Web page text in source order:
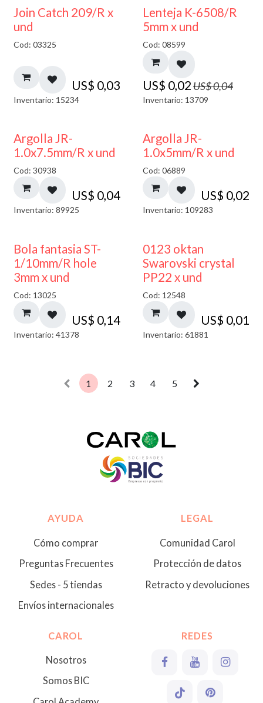
Join Catch 209/R x
und
Cod: 03325
US$ 0,03
Inventario: 15234
50% DESCUENTO
Lenteja K-6508/R
5mm x und
Cod: 08599
US$ 0,02US$0,04
Inventario: 13709
Argolla JR-
1.0x7.5mm/R x und
Cod: 30938
US$ 0,04
Inventario: 89925
Argolla JR-
1.0x5mm/R x und
Cod: 06889
US$ 0,02
Inventario: 109283
Bola fantasia ST-
1/10mm/R hole
3mm x und
Cod: 13025
US$ 0,14
Inventario: 41378
0123 oktan
Swarovski crystal
PP22 x und
Cod: 12548
US$ 0,01
Inventario: 61881
1 2 3 4 5
AYUDA
Cómo comprar
Preguntas Frecuentes
Sedes - 5 tiendas
Envíos internacionales
LEGAL
Comunidad Carol
Protección de datos
Retracto y devoluciones
CAROL
Nosotros
Somos BIC
REDES